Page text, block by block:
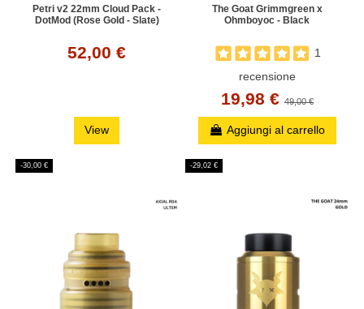
Petri v2 22mm Cloud Pack -
DotMod (Rose Gold - Slate)
52,00 €
View
The Goat Grimmgreen x
Ohmboyoc - Black
1
recensione
19,98 € 49,00 €
Aggiungi al carrello
-30,00 € -29,02 €